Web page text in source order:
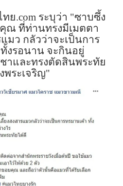
ทย.com ระบุว่า "ซาบซึ้ง
ณ ที่ท่านทรงมีเมตตา
มว กลัวว่าจะเป็นการ
งรอนาน จะกินอยู่
าและทรงตัดสินพระทัย
พระเจริญ"